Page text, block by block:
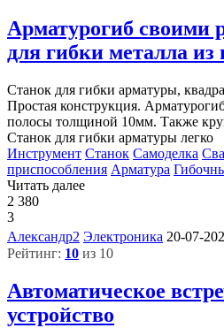
Арматурогиб своими
для гибки металла
Станок для гибки арматуры,
Простая конструкция.
полосы толщиной 10мм. Также
Станок для гибки арматуры легко
Инструмент Станок Самоделка
приспособления Арматура
Читать далее
2 380
3
Александр2 Электроника 20-07-
Рейтинг: 10 из 10
Автоматическое
устройство